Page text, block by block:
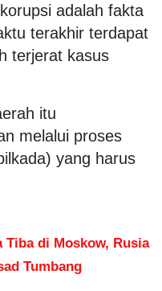
adalah fakta
terakhir terdapat
terjerat kasus
itu
melalui proses
yang harus
Tiba di Moskow, Rusia
Tumbang